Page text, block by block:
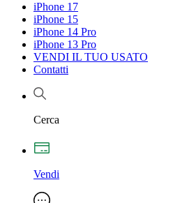
iPhone 17
iPhone 15
iPhone 14 Pro
iPhone 13 Pro
VENDI IL TUO USATO
Contatti
Cerca
Vendi